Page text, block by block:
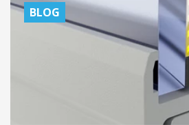
TOPWINDOWS
BLOG